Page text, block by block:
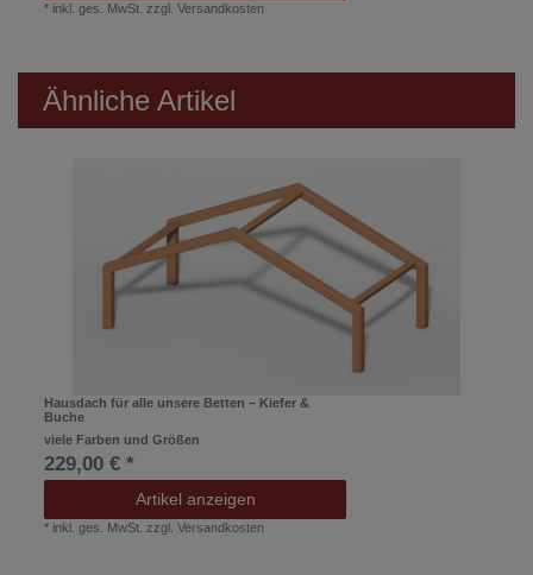
* inkl. ges. MwSt. zzgl.Versandkosten
Ähnliche Artikel
Hausdach für alle unsere Betten – Kiefer &
Buche
viele Farben und Größen
229,00 € *
Artikel anzeigen
* inkl. ges. MwSt. zzgl.Versandkosten